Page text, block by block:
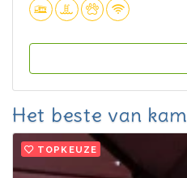
Het beste van
TOPKEUZE